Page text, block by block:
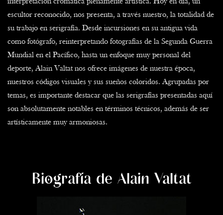
escultor reconocido, nos presenta, a través nuestro, la totalidad de
su trabajo en serigrafía. Desde incursiones en su antigua vida
como fotógrafo, reinterpretando fotografías de la Segunda Guerra
Mundial en el Pacífico, hasta un enfoque muy personal del
deporte, Alain Valtat nos ofrece imágenes de nuestra época,
nuestros códigos visuales y sus sueños coloridos. Agrupadas por
temas, es importante destacar que las serigrafías presentadas aquí
son absolutamente notables en términos técnicos, además de ser
artísticamente muy armoniosas.
Biografía de Alain Valtat